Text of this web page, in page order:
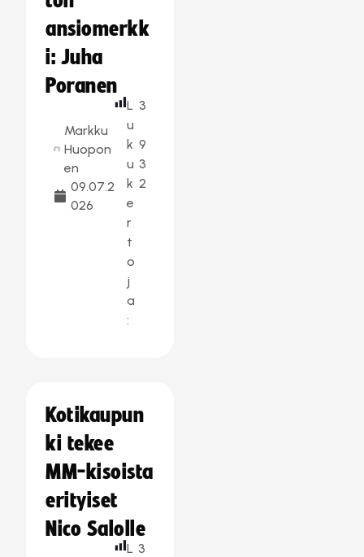
ansiomerkk
i: Juha
Poranen
Markku
Huopon
en
09.07.2
026
L
u
k
u
k
e
r
t
o
j
a
:
3
9
3
2
Kotikaupun
ki tekee
MM-kisoista
erityiset
Nico Salolle
L 3